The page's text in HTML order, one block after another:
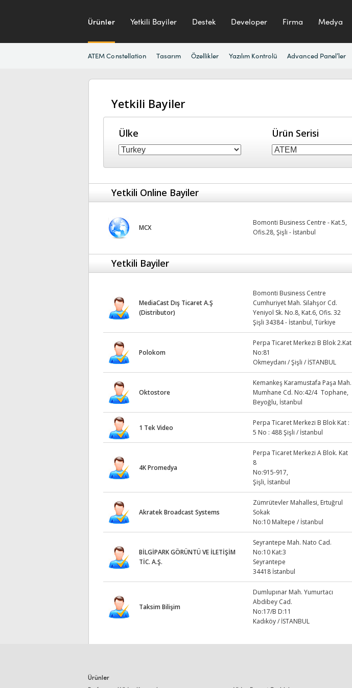
Ürünler Yetkili Bayiler Destek Developer Firma Medya
ATEM Constellation Tasarım Özellikler Yazılım Kontrolü Advanced Panel’ler
Yetkili Bayiler
Ülke Ürün Serisi
Yetkili Online Bayiler
MCX
Bomonti Business Centre - Kat.5,
Ofis.28, Şişli - İstanbul
Yetkili Bayiler
MediaCast Dış Ticaret A.Ş
(Distributor)
Bomonti Business Centre
Cumhuriyet Mah. Silahşor Cd.
Yeniyol Sk. No.8, Kat.6, Ofis. 32
Şişli 34384 - İstanbul, Türkiye
Polokom
Perpa Ticaret Merkezi B Blok 2.Kat
No:81
Okmeydanı / Şişli / İSTANBUL
Oktostore
Kemankeş Karamustafa Paşa Mah.
Mumhane Cd. No:42/4 Tophane,
Beyoğlu, İstanbul
1 Tek Video
Perpa Ticaret Merkezi B Blok Kat :
5 No : 488 Şişli / İstanbul
4K Promedya
Perpa Ticaret Merkezi A Blok. Kat
8
No:915-917,
Şişli, İstanbul
Akratek Broadcast Systems
Zümrütevler Mahallesi, Ertuğrul
Sokak
No:10 Maltepe / İstanbul
BİLGİPARK GÖRÜNTÜ VE İLETİŞİM
TİC. A.Ş.
Seyrantepe Mah. Nato Cad.
No:10 Kat:3
Seyrantepe
34418 İstanbul
Taksim Bilişim
Dumlupınar Mah. Yumurtacı
Abdibey Cad.
No:17/B D:11
Kadıköy / İSTANBUL
Ürünler